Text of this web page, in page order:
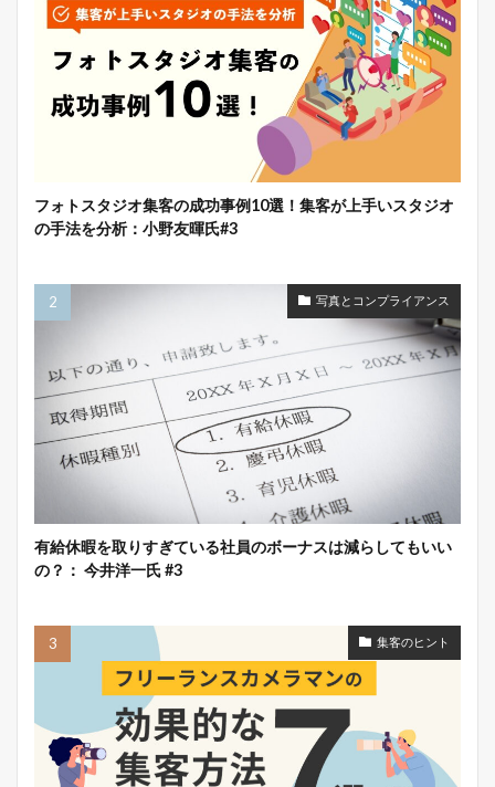
フォトスタジオ集客の成功事例10選！集客が上手いスタジオ
の手法を分析：小野友暉氏#3
写真とコンプライアンス
有給休暇を取りすぎている社員のボーナスは減らしてもいい
の？： 今井洋一氏 #3
集客のヒント